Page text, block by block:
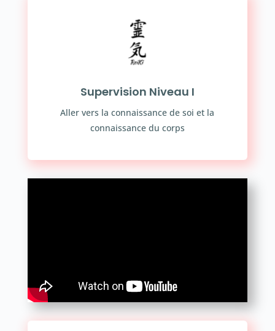
Supervision Niveau I
Aller vers la connaissance de soi et la
connaissance du corps